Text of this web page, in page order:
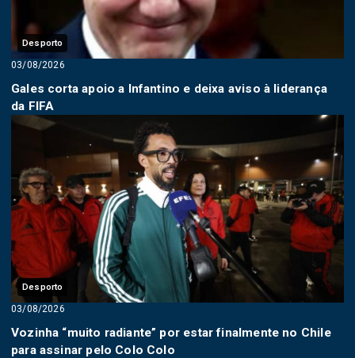
Desporto
03/08/2026
Gales corta apoio a Infantino e deixa aviso à liderança
da FIFA
Desporto
03/08/2026
Vozinha “muito radiante” por estar finalmente no Chile
para assinar pelo Colo Colo